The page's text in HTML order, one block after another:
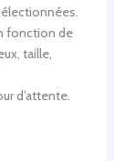
fonction de
taille,
d’attente.